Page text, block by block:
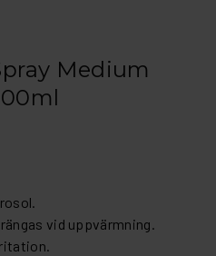
Medium
vid uppvärmning.